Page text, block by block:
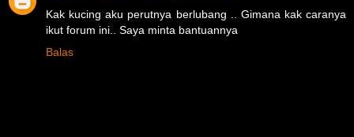
Kak kucing aku perutnya berlubang .. Gimana kak caranya
ikut forum ini.. Saya minta bantuannya
Balas